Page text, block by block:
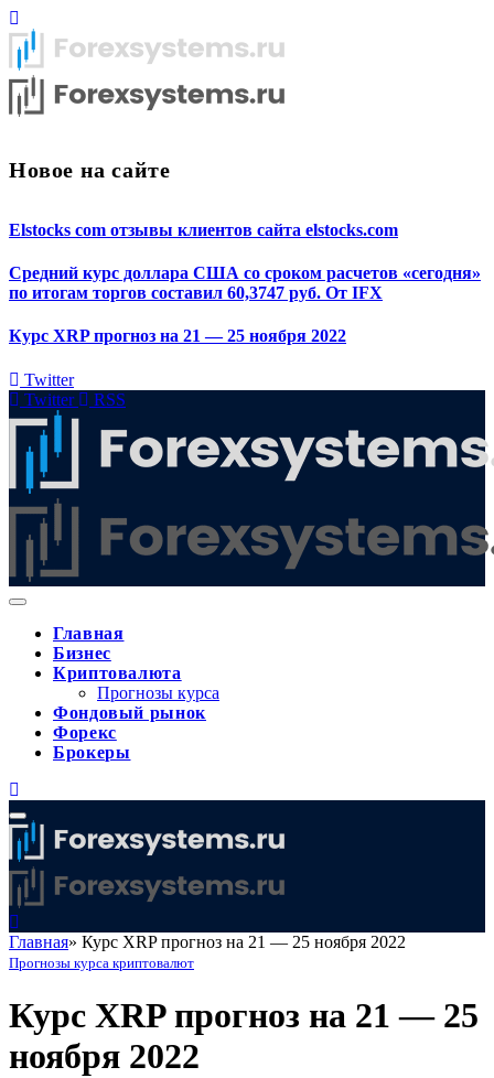
Новое на сайте
Elstocks com отзывы клиентов сайта elstocks.com
Средний курс доллара США со сроком расчетов «сегодня»
по итогам торгов составил 60,3747 руб. От IFX
Курс XRP прогноз на 21 — 25 ноября 2022
Twitter
Twitter
RSS
Главная
Бизнес
Криптовалюта
Прогнозы курса
Фондовый рынок
Форекс
Брокеры
Главная» Курс XRP прогноз на 21 — 25 ноября 2022
Прогнозы курса криптовалют
Курс XRP прогноз на 21 — 25
ноября 2022